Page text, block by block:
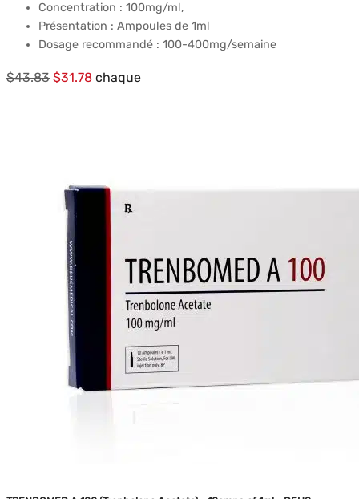
Concentration : 100mg/ml,
Présentation : Ampoules de 1ml
Dosage recommandé : 100-400mg/semaine
$43.83 Le
$31.78Le
chaque